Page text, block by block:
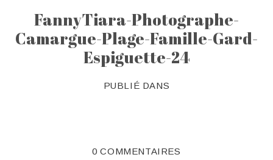
FannyTiara-Photographe-
Camargue-Plage-Famille-Gard-
Espiguette-24
PUBLIÉ DANS
0 COMMENTAIRES